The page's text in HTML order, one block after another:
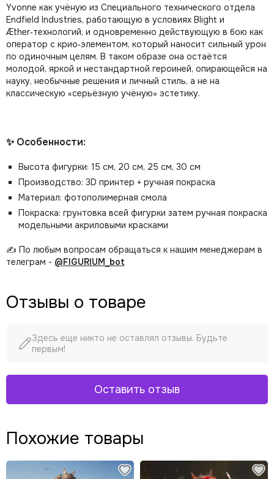
Yvonne как учёную из Специального технического отдела
Endfield Industries, работающую в условиях Blight и
Æther‑технологий, и одновременно действующую в бою как
оператор с крио‑элементом, который наносит сильный урон
по одиночным целям. В таком образе она остаётся
молодой, яркой и нестандартной героиней, опирающейся на
науку, необычные решения и личный стиль, а не на
классическую «серьёзную учёную» эстетику.
✨ Особенности:
Высота фигурки: 15 см, 20 см, 25 см, 30 см
Производство: 3D принтер + ручная покраска
Материал: фотополимерная смола
Покраска: грунтовка всей фигурки затем ручная покраска
модельными акриловыми красками
✍️ По любым вопросам обращаться к нашим менеджерам в
телеграм - @FIGURIUM_bot
Отзывы о товаре
Здесь еще никто не оставлял отзывы. Будьте
первым!
Оставить отзыв
Похожие товары